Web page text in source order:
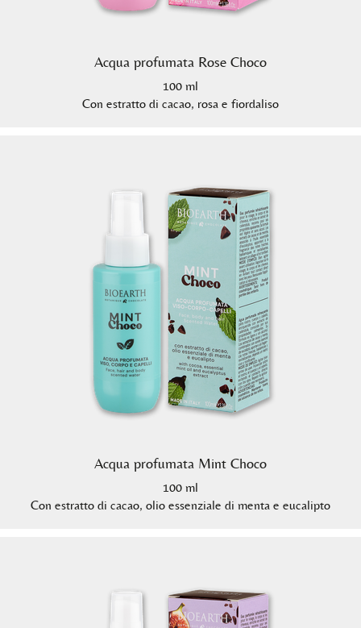
Acqua profumata Rose Choco
100 ml
Con estratto di cacao, rosa e fiordaliso
Acqua profumata Mint Choco
100 ml
Con estratto di cacao, olio essenziale di menta e eucalipto